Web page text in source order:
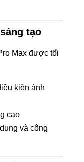
tạo
Max được tối
kiện ánh
cao
và công